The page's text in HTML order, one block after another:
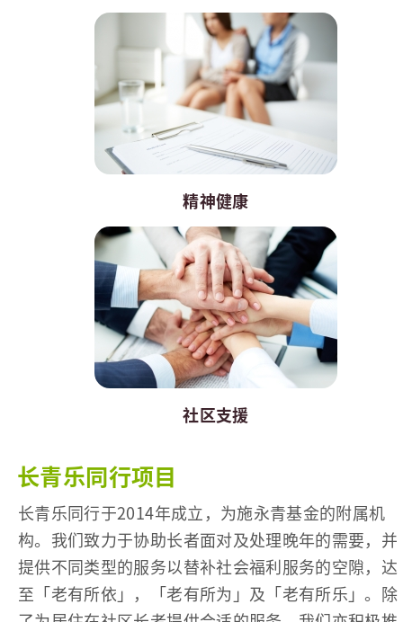
精神健康
社区支援
长青乐同行项目
长青乐同行于2014年成立，为施永青基金的附属机
构。我们致力于协助长者面对及处理晚年的需要，并
提供不同类型的服务以替补社会福利服务的空隙，达
至「老有所依」，「老有所为」及「老有所乐」。除